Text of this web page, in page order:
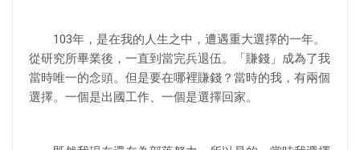
103年，是在我的人生之中，遭遇重大選擇的一年。
從研究所畢業後，一直到當完兵退伍。「賺錢」成為了我
當時唯一的念頭。但是要在哪裡賺錢？當時的我，有兩個
選擇。一個是出國工作、一個是選擇回家。